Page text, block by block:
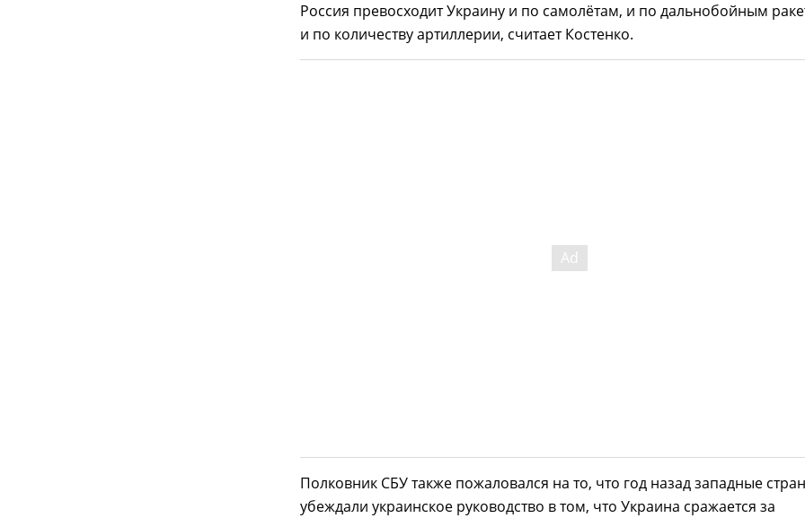
Россия превосходит Украину и по самолётам, и по дальнобойным
и по количеству артиллерии, считает Костенко.
Полковник СБУ также пожаловался на то, что год назад западные
убеждали украинское руководство в том, что Украина сражается за